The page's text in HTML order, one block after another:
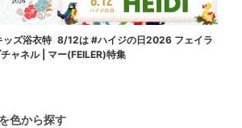
ッズ浴衣特
ャネル | マ
8/12は #ハイジの日2026 フェイラ
ー(FEILER)特集
色から探す